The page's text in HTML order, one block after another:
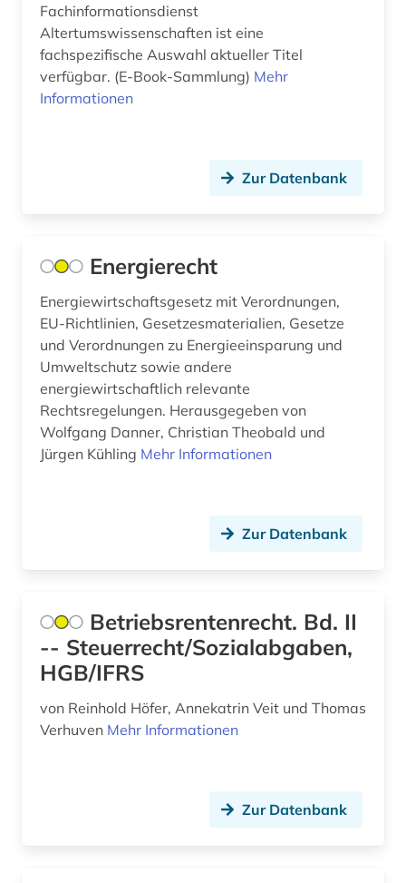
alltagskultur (1)
alltagsleben (1)
almanach (1)
altenglisch (1)
altenheim (1)
altenmedizin (1)
altenpflege (3)
alter (1)
alter druck (1)
alternative (2)
altersmedizin (1)
altertum (8)
Fachinformationsdienst
Altertumswissenschaften ist eine
fachspezifische Auswahl aktueller Titel
verfügbar. (E-Book-Sammlung) Mehr
Informationen
Zur Datenbank
Energierecht
Energiewirtschaftsgesetz mit Verordnungen,
EU-Richtlinien, Gesetzesmaterialien, Gesetze
und Verordnungen zu Energieeinsparung und
Umweltschutz sowie andere
energiewirtschaftlich relevante
Rechtsregelungen. Herausgegeben von
Wolfgang Danner, Christian Theobald und
Jürgen Kühling Mehr Informationen
Zur Datenbank
Betriebsrentenrecht. Bd. II
-- Steuerrecht/Sozialabgaben,
HGB/IFRS
von Reinhold Höfer, Annekatrin Veit und Thomas
Verhuven Mehr Informationen
Zur Datenbank